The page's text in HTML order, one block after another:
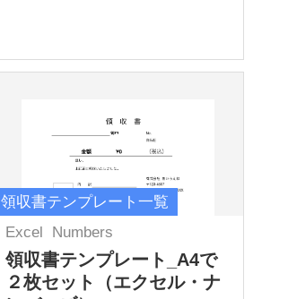
領収書テンプレート一覧
Excel
Numbers
領収書テンプレート_A4で
２枚セット（エクセル・ナ